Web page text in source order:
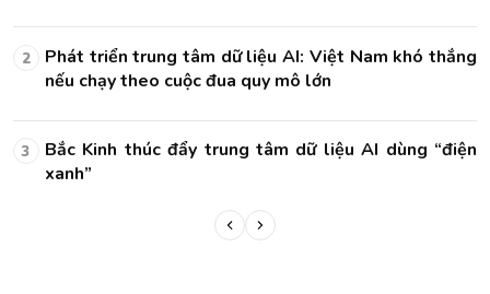
2
Phát triển trung tâm dữ liệu AI: Việt Nam khó thắng
nếu chạy theo cuộc đua quy mô lớn
3
Bắc Kinh thúc đẩy trung tâm dữ liệu AI dùng “điện
xanh”